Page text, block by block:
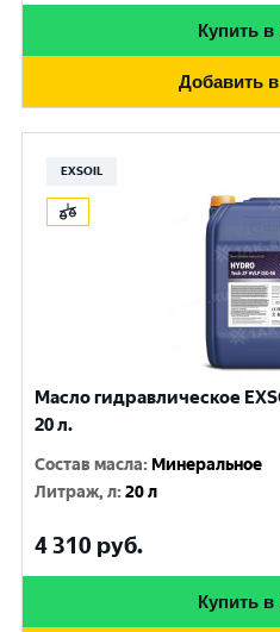
Купить в
Добавить
EXSOIL
Масло гидравлическое
20 л.
Состав масла: Минеральное
Литраж, л:20 л
4 310 руб.
Купить в